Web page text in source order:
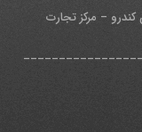
کندرو – مرکز تجارت